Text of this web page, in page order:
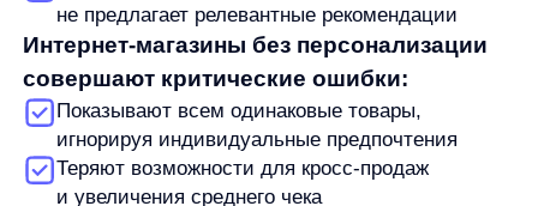
фототехники.
После простой JS-интеграции anyRecs
появились четыре интеллектуальных блока:
Cross-sell (сопутствующие товары)
Похожие товары
Персональные рекомендации
Популярные товары
Результаты: